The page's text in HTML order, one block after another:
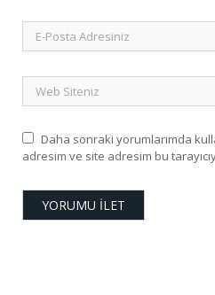
Daha sonraki yorumlarımda
adresim ve site adresim bu